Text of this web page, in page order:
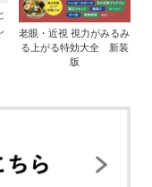
老眼・近視 視力がみるみ
る上がる特効大全 新装
版